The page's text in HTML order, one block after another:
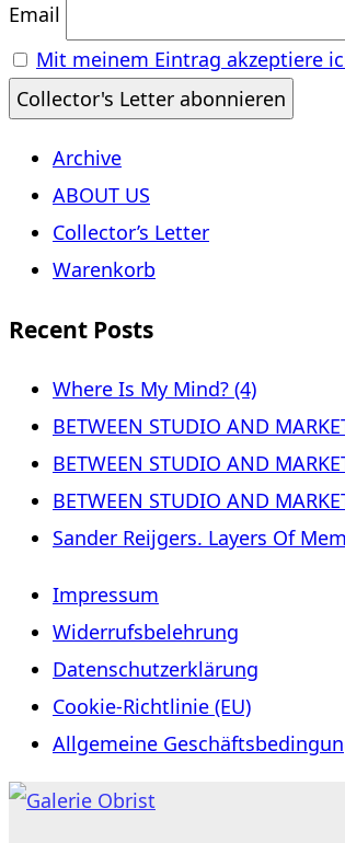
Email
Mit meinem Eintrag akzeptiere
Archive
ABOUT US
Collector’s Letter
Warenkorb
Recent Posts
Where Is My Mind? (4)
BETWEEN STUDIO AND
BETWEEN STUDIO AND
BETWEEN STUDIO AND
Sander Reijgers. Layers Of
Impressum
Widerrufsbelehrung
Datenschutzerklärung
Cookie-Richtlinie (EU)
Allgemeine
Skip